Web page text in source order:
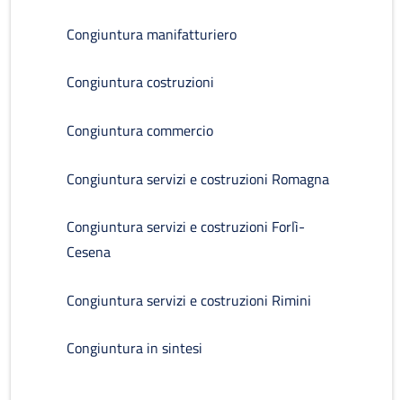
Congiuntura manifatturiero
Congiuntura costruzioni
Congiuntura commercio
Congiuntura servizi e costruzioni Romagna
Congiuntura servizi e costruzioni Forlì-
Cesena
Congiuntura servizi e costruzioni Rimini
Congiuntura in sintesi